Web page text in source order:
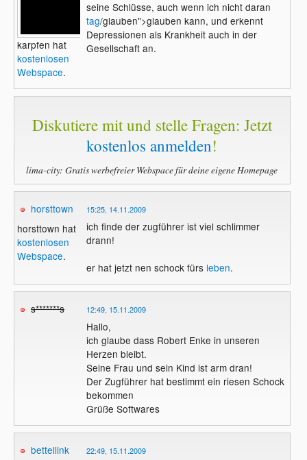
karpfen hat
kostenlosen
Webspace.
seine Schlüsse, auch wenn ich nicht daran
tag/glauben">glauben kann, und erkennt
Depressionen als Krankheit auch in der
Gesellschaft an.
Diskutiere mit und stelle Fragen: Jetzt
kostenlos anmelden!
lima-city: Gratis werbefreier Webspace für deine eigene Homepage
horsttown
horsttown hat
kostenlosen
Webspace.
15:25, 14.11.2009
ich finde der zugführer ist viel schlimmer
drann!
er hat jetzt nen schock fürs leben.
s*******s 12:49, 15.11.2009
Hallo,
ich glaube dass Robert Enke in unseren
Herzen bleibt.
Seine Frau und sein Kind ist arm dran!
Der Zugführer hat bestimmt ein riesen Schock
bekommen
Grüße Softwares
bettellink
22:49, 15.11.2009